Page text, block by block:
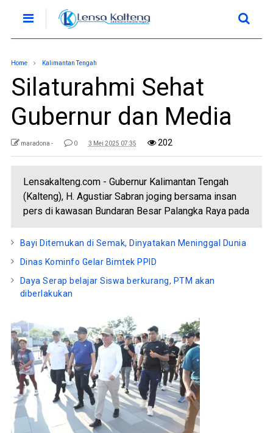
Home Kalimantan Tengah
Silaturahmi Sehat
Gubernur dan Media
maradona - 0 3 Mei 2025 07:35 202
Lensakalteng.com - Gubernur Kalimantan Tengah
(Kalteng), H. Agustiar Sabran joging bersama insan
pers di kawasan Bundaran Besar Palangka Raya pada
Bayi Ditemukan di Semak, Dinyatakan Meninggal Dunia
Dinas Kominfo Gelar Bimtek PPID
Daya Serap belajar Siswa berkurang, PTM akan
diberlakukan